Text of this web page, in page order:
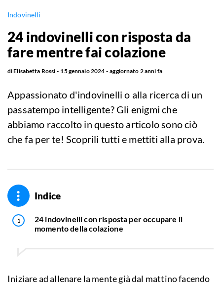
Indovinelli
24 indovinelli con risposta da
fare mentre fai colazione
diElisabetta Rossi 15 gennaio 2024 aggiornato 2 anni fa
Appassionato d'indovinelli o alla ricerca di un
passatempo intelligente? Gli enigmi che
abbiamo raccolto in questo articolo sono ciò
che fa per te! Scoprili tutti e mettiti alla prova.
Indice
24 indovinelli con risposta per occupare il
momento della colazione
Iniziare ad allenare la mente già dal mattino facendo